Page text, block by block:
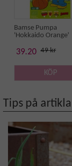
Bamse Pumpa
'Hokkaido Orange'
39.20 49 kr
KÖP
Tips på